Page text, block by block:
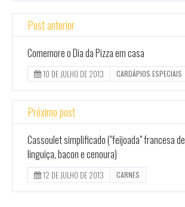
Post anterior
Comemore o Dia da Pizza em casa
10 DE JULHO DE 2013 CARDÁPIOS ESPECIAIS
Próximo post
Cassoulet simplificado ("feijoada" francesa
linguiça, bacon e cenoura)
12 DE JULHO DE 2013 CARNES